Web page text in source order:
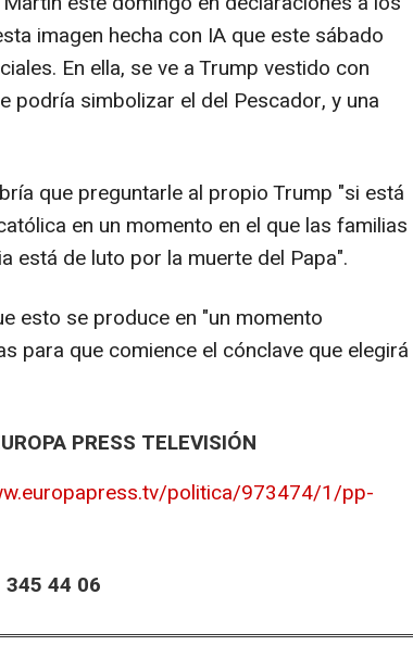
imagen hecha con IA que este sábado
En ella, se ve a Trump vestido con
podría simbolizar el del Pescador, y una
que preguntarle al propio Trump "si está
en un momento en el que las familias
está de luto por la muerte del Papa".
esto se produce en "un momento
para que comience el cónclave que elegirá
PRESS TELEVISIÓN
politica/973474/1/pp-
345 44 06